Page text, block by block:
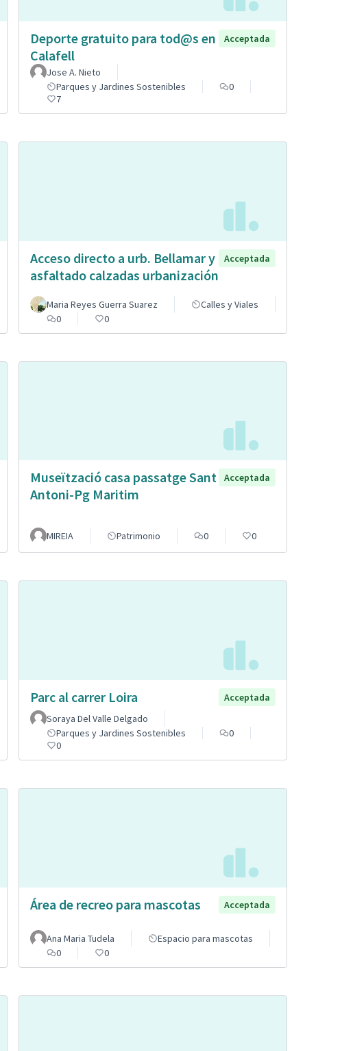
Deporte gratuito para tod@s en
Calafell
Acceptada
Jose A. Nieto
Parques y Jardines Sostenibles
0
7
Acceso directo a urb. Bellamar y
asfaltado calzadas urbanización
Acceptada
Maria Reyes Guerra Suarez
Calles y Viales
0
0
Museïtzació casa passatge Sant
Antoni-Pg Maritim
Acceptada
MIREIA Patrimonio 0 0
Parc al carrer Loira
Acceptada
Soraya Del Valle Delgado
Parques y Jardines Sostenibles
0
0
Área de recreo para mascotas Acceptada
Ana Maria Tudela
Espacio para mascotas
0
0